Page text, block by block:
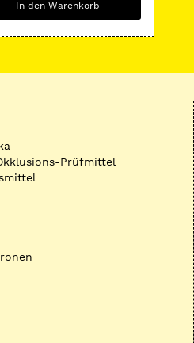
In den Warenkorb
Prüfmittel